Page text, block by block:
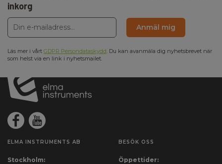
inkorg
Anmäl mig
Läs mer i vårt GDPR Persondataskydd. Du kan avanmäla dig nyhetsbrevet när
som helst via en link i nyhetsmailet.
ELMA INSTRUMENTS AB
Stockholm:
BESÖK OSS
Öppettider: